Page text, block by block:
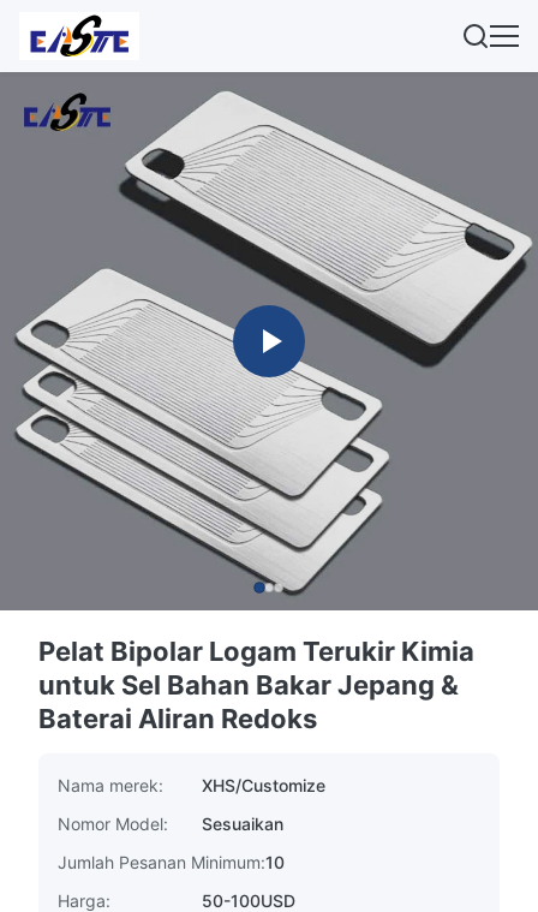
Pelat Bipolar Logam Terukir Kimia
untuk Sel Bahan Bakar Jepang &
Baterai Aliran Redoks
Nama merek:
XHS/Customize
Nomor Model:
Sesuaikan
Jumlah Pesanan Minimum:10
Harga:
50-100USD